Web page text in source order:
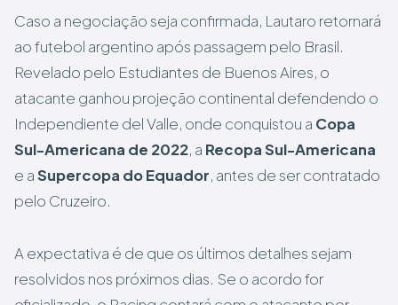
Caso a negociação seja confirmada, Lautaro retornará
ao futebol argentino após passagem pelo Brasil.
Revelado pelo Estudiantes de Buenos Aires, o
atacante ganhou projeção continental defendendo o
Independiente del Valle, onde conquistou a Copa
Sul-Americana de 2022, a Recopa Sul-Americana
e aSupercopa do Equador, antes de ser contratado
pelo Cruzeiro.
A expectativa é de que os últimos detalhes sejam
resolvidos nos próximos dias. Se o acordo for